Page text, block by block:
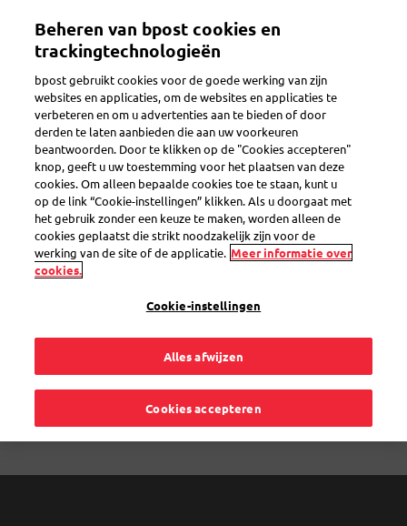
inhoud
Toggle navigation
Search
Contract stoppen
vragen
Hoe kan ik mijn contract stopzetten?
Beheren van bpost cookies en
trackingtechnologieën
bpost gebruikt cookies voor de goede werking van zijn
websites en applicaties, om de websites en applicaties te
verbeteren en om u advertenties aan te bieden of door
derden te laten aanbieden die aan uw voorkeuren
beantwoorden. Door te klikken op de "Cookies accepteren"
knop, geeft u uw toestemming voor het plaatsen van deze
cookies. Om alleen bepaalde cookies toe te staan, kunt u
op de link “Cookie-instellingen” klikken. Als u doorgaat met
het gebruik zonder een keuze te maken, worden alleen de
cookies geplaatst die strikt noodzakelijk zijn voor de
werking van de site of de applicatie. Meer informatie over
cookies.
Cookie-instellingen
Alles afwijzen
Cookies accepteren